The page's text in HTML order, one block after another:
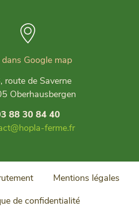
Google map
route de Saverne
Oberhausbergen
88 30 84 40
ferme.fr
Mentions légales
de confidentialité